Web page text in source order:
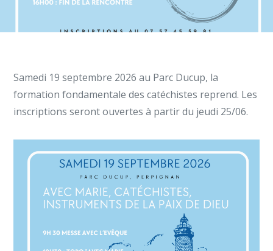
Samedi 19 septembre 2026 au Parc Ducup, la
formation fondamentale des catéchistes reprend. Les
inscriptions seront ouvertes à partir du jeudi 25/06.